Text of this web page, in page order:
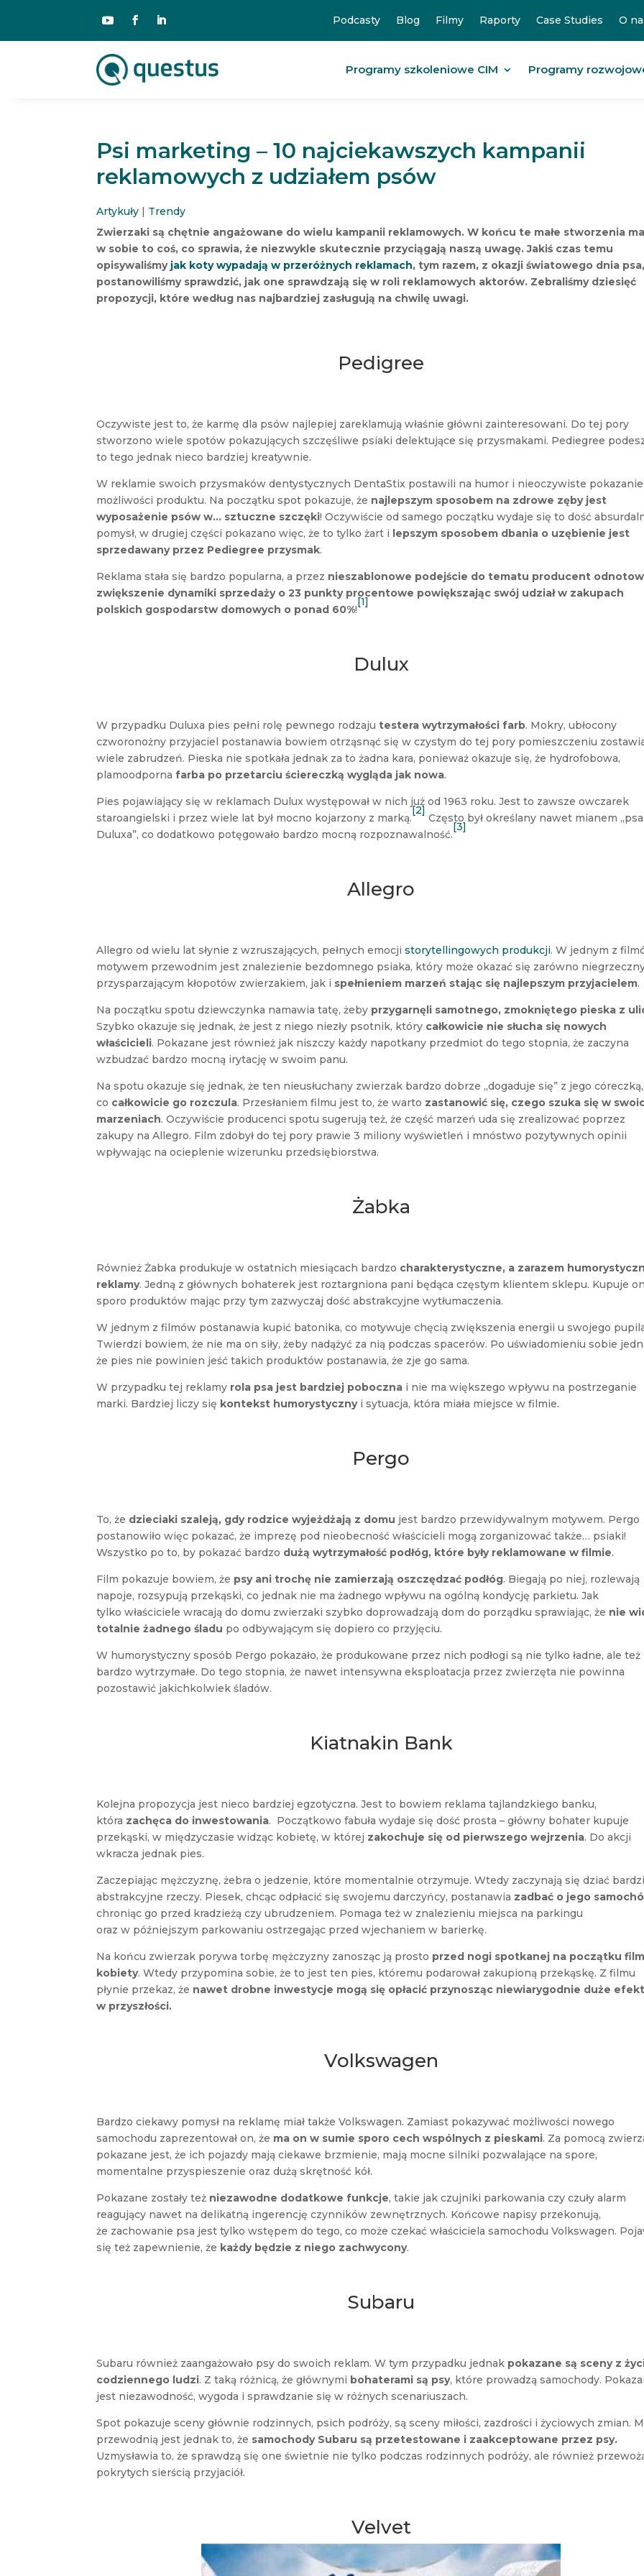
Podcasty Blog Filmy Raporty Case Studies O
Programy szkoleniowe CIM Programy
Psi marketing – 10 najciekawszych kampanii
reklamowych z udziałem psów
Artykuły | Trendy
Zwierzaki są chętnie angażowane do wielu kampanii reklamowych. W końcu te małe stworzenia
w sobie to coś, co sprawia, że niezwykle skutecznie przyciągają naszą uwagę. Jakiś czas temu
opisywaliśmy jak koty wypadają w przeróżnych reklamach, tym razem, z okazji światowego dnia psa,
postanowiliśmy sprawdzić, jak one sprawdzają się w roli reklamowych aktorów. Zebraliśmy dziesięć
propozycji, które według nas najbardziej zasługują na chwilę uwagi.
Pedigree
Oczywiste jest to, że karmę dla psów najlepiej zareklamują właśnie główni zainteresowani. Do tej pory
stworzono wiele spotów pokazujących szczęśliwe psiaki delektujące się przysmakami. Pediegree
to tego jednak nieco bardziej kreatywnie.
W reklamie swoich przysmaków dentystycznych DentaStix postawili na humor i nieoczywiste pokazanie
możliwości produktu. Na początku spot pokazuje, że najlepszym sposobem na zdrowe zęby jest
wyposażenie psów w… sztuczne szczęki! Oczywiście od samego początku wydaje się to dość
pomysł, w drugiej części pokazano więc, że to tylko żart i lepszym sposobem dbania o uzębienie jest
sprzedawany przez Pediegree przysmak.
Reklama stała się bardzo popularna, a przez nieszablonowe podejście do tematu producent
zwiększenie dynamiki sprzedaży o 23 punkty procentowe powiększając swój udział w zakupach
polskich gospodarstw domowych o ponad 60%!
[1]
Dulux
W przypadku Duluxa pies pełni rolę pewnego rodzajutestera wytrzymałości farb. Mokry, ubłocony
czworonożny przyjaciel postanawia bowiem otrząsnąć się w czystym do tej pory pomieszczeniu
wiele zabrudzeń. Pieska nie spotkała jednak za to żadna kara, ponieważ okazuje się, że hydrofobowa,
plamoodpornafarba po przetarciu ściereczką wygląda jak nowa.
Pies pojawiający się w reklamach Dulux występował w nich już od 1963 roku. Jest to zawsze owczarek
staroangielski i przez wiele lat był mocno kojarzony z marką.
[2]
Często był określany nawet mianem „psa
Duluxa”, co dodatkowo potęgowało bardzo mocną rozpoznawalność.
[3]
Allegro
Allegro od wielu lat słynie z wzruszających, pełnych emocjistorytellingowych produkcji. W jednym z
motywem przewodnim jest znalezienie bezdomnego psiaka, który może okazać się zarówno
przysparzającym kłopotów zwierzakiem, jak i spełnieniem marzeń stając się najlepszym przyjacielem.
Na początku spotu dziewczynka namawia tatę, żeby przygarnęli samotnego, zmokniętego pieska z
Szybko okazuje się jednak, że jest z niego niezły psotnik, który całkowicie nie słucha się nowych
właścicieli. Pokazane jest również jak niszczy każdy napotkany przedmiot do tego stopnia, że zaczyna
wzbudzać bardzo mocną irytację w swoim panu.
Na spotu okazuje się jednak, że ten nieusłuchany zwierzak bardzo dobrze „dogaduje się” z jego córeczką,
co całkowicie go rozczula. Przesłaniem filmu jest to, że warto zastanowić się, czego szuka się w
marzeniach. Oczywiście producenci spotu sugerują też, że część marzeń uda się zrealizować poprzez
zakupy na Allegro. Film zdobył do tej pory prawie 3 miliony wyświetleń i mnóstwo pozytywnych opinii
wpływając na ocieplenie wizerunku przedsiębiorstwa.
Żabka
Również Żabka produkuje w ostatnich miesiącach bardzo charakterystyczne, a zarazem
reklamy. Jedną z głównych bohaterek jest roztargniona pani będąca częstym klientem sklepu. Kupuje
sporo produktów mając przy tym zazwyczaj dość abstrakcyjne wytłumaczenia.
W jednym z filmów postanawia kupić batonika, co motywuje chęcią zwiększenia energii u swojego
Twierdzi bowiem, że nie ma on siły, żeby nadążyć za nią podczas spacerów. Po uświadomieniu sobie
że pies nie powinien jeść takich produktów postanawia, że zje go sama.
W przypadku tej reklamy rola psa jest bardziej poboczna i nie ma większego wpływu na postrzeganie
marki. Bardziej liczy się kontekst humorystycznyi sytuacja, która miała miejsce w filmie.
Pergo
To, że dzieciaki szaleją, gdy rodzice wyjeżdżają z domu jest bardzo przewidywalnym motywem. Pergo
postanowiło więc pokazać, że imprezę pod nieobecność właścicieli mogą zorganizować także… psiaki!
Wszystko po to, by pokazać bardzo dużą wytrzymałość podłóg, które były reklamowane w filmie.
Film pokazuje bowiem, że psy ani trochę nie zamierzają oszczędzać podłóg. Biegają po niej, rozlewają
napoje, rozsypują przekąski, co jednak nie ma żadnego wpływu na ogólną kondycję parkietu. Jak
tylko właściciele wracają do domu zwierzaki szybko doprowadzają dom do porządku sprawiając, że nie
totalnie żadnego śladu po odbywającym się dopiero co przyjęciu.
W humorystyczny sposób Pergo pokazało, że produkowane przez nich podłogi są nie tylko ładne, ale też
bardzo wytrzymałe. Do tego stopnia, że nawet intensywna eksploatacja przez zwierzęta nie powinna
pozostawić jakichkolwiek śladów.
Kiatnakin Bank
Kolejna propozycja jest nieco bardziej egzotyczna. Jest to bowiem reklama tajlandzkiego banku,
która zachęca do inwestowania. Początkowo fabuła wydaje się dość prosta – główny bohater kupuje
przekąski, w międzyczasie widząc kobietę, w której zakochuje się od pierwszego wejrzenia. Do akcji
wkracza jednak pies.
Zaczepiając mężczyznę, żebra o jedzenie, które momentalnie otrzymuje. Wtedy zaczynają się dziać
abstrakcyjne rzeczy. Piesek, chcąc odpłacić się swojemu darczyńcy, postanawia zadbać o jego
chroniąc go przed kradzieżą czy ubrudzeniem. Pomaga też w znalezieniu miejsca na parkingu
oraz w późniejszym parkowaniu ostrzegając przed wjechaniem w barierkę.
Na końcu zwierzak porywa torbę mężczyzny zanosząc ją prosto przed nogi spotkanej na początku
kobiety. Wtedy przypomina sobie, że to jest ten pies, któremu podarował zakupioną przekąskę. Z filmu
płynie przekaz, że nawet drobne inwestycje mogą się opłacić przynosząc niewiarygodnie duże
w przyszłości.
Volkswagen
Bardzo ciekawy pomysł na reklamę miał także Volkswagen. Zamiast pokazywać możliwości nowego
samochodu zaprezentował on, że ma on w sumie sporo cech wspólnych z pieskami. Za pomocą
pokazane jest, że ich pojazdy mają ciekawe brzmienie, mają mocne silniki pozwalające na spore,
momentalne przyspieszenie oraz dużą skrętność kół.
Pokazane zostały też niezawodne dodatkowe funkcje, takie jak czujniki parkowania czy czuły alarm
reagujący nawet na delikatną ingerencję czynników zewnętrznych. Końcowe napisy przekonują,
że zachowanie psa jest tylko wstępem do tego, co może czekać właściciela samochodu Volkswagen.
się też zapewnienie, że każdy będzie z niego zachwycony.
Subaru
Subaru również zaangażowało psy do swoich reklam. W tym przypadku jednak pokazane są sceny z
codziennego ludzi. Z taką różnicą, że głównymi bohaterami są psy, które prowadzą samochody.
jest niezawodność, wygoda i sprawdzanie się w różnych scenariuszach.
Spot pokazuje sceny głównie rodzinnych, psich podróży, są sceny miłości, zazdrości i życiowych zmian.
przewodnią jest jednak to, że samochody Subaru są przetestowane i zaakceptowane przez psy.
Uzmysławia to, że sprawdzą się one świetnie nie tylko podczas rodzinnych podróży, ale również
pokrytych sierścią przyjaciół.
Velvet